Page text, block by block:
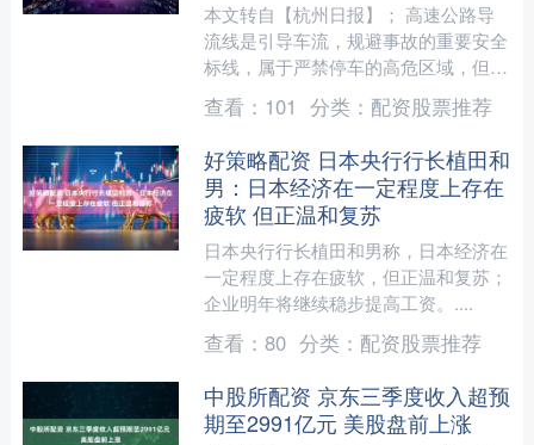
本文转自【杭州日报】； 高速公路导
流线是引导车流，规避事故的重要安全
标线，属于严禁停车的高危区域，但最
近，南京交警高速十大队民警，就在宁
宣高速上发现了令人惊讶的....
查看： 101 分类： 配资股票推荐
好策略配资 日本央行行长植田和
男：日本经济在一定程度上存在
疲软 但正温和复苏
日本央行行长植田和男称，日本经济在
一定程度上存在疲软，但正温和复苏；
企业明年将继续稳步提高工资。....
查看： 80 分类： 配资股票推荐
中股所配资 京东三季度收入超预
期至2991亿元 美股盘前上涨